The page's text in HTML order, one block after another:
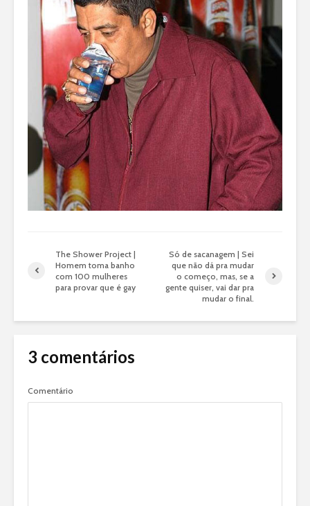
The Shower Project |
Homem toma banho
com 100 mulheres
para provar que é gay
Só de sacanagem | Sei
que não dá pra mudar
o começo, mas, se a
gente quiser, vai dar pra
mudar o final.
3 comentários
Comentário